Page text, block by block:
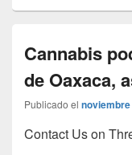
Cannabis
de Oaxaca,
Publicado el
Contact Us on